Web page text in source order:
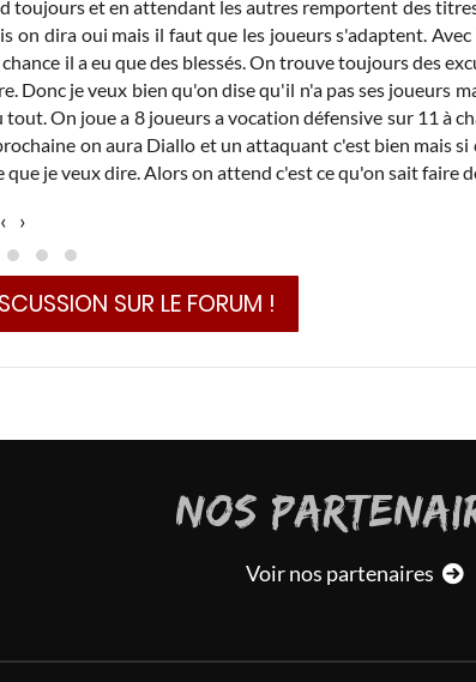
toujours et en attendant les autres remportent des
on dira oui mais il faut que les joueurs s'adaptent.
il a eu que des blessés. On trouve toujours des
Donc je veux bien qu'on dise qu'il n'a pas ses joueurs
On joue a 8 joueurs a vocation défensive sur 11 à
on aura Diallo et un attaquant c'est bien mais
je veux dire. Alors on attend c'est ce qu'on sait faire
‹ ›
SUR LE FORUM !
NOS
Voir nos partenaires